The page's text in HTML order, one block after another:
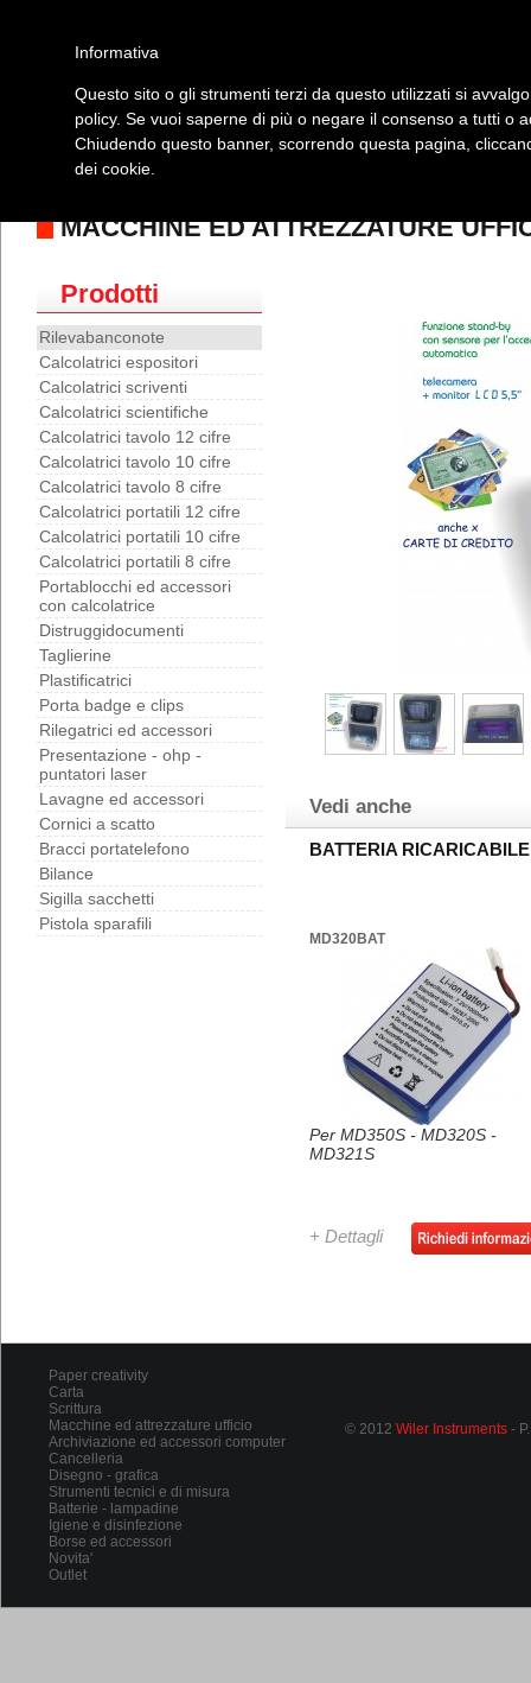
Prodotti Elenco Rivenditori Manuali Video
Paper creativity|Carta
MACCHINE ED ATTREZZATURE
Prodotti
Rilevabanconote
Calcolatrici espositori
Calcolatrici scriventi
Calcolatrici scientifiche
Calcolatrici tavolo 12 cifre
Calcolatrici tavolo 10 cifre
Calcolatrici tavolo 8 cifre
Calcolatrici portatili 12 cifre
Calcolatrici portatili 10 cifre
Calcolatrici portatili 8 cifre
Portablocchi ed accessori
con calcolatrice
Distruggidocumenti
Taglierine
Plastificatrici
Porta badge e clips
Rilegatrici ed accessori
Presentazione - ohp -
puntatori laser
Lavagne ed accessori
Cornici a scatto
Bracci portatelefono
Bilance
Sigilla sacchetti
Pistola sparafili
Vedi anche
BATTERIA RICARICABILE
MD320BAT
Per MD350S - MD320S -
MD321S
+ Dettagli
Paper creativity
Carta
Scrittura
Macchine ed attrezzature ufficio
Archiviazione ed accessori computer
Cancelleria
Disegno - grafica
Strumenti tecnici e di misura
Batterie - lampadine
Igiene e disinfezione
Borse ed accessori
Novita'
Outlet
© 2012 Wiler Instruments -
Informativa
Questo sito o gli strumenti terzi da questo utilizzati si
policy. Se vuoi saperne di più o negare il consenso a tutti o
Chiudendo questo banner, scorrendo questa pagina,
dei cookie.